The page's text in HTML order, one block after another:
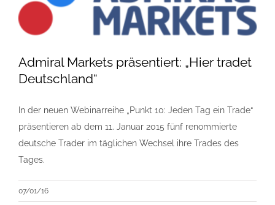
Admiral Markets präsentiert: „Hier tradet
Deutschland“
In der neuen Webinarreihe „Punkt 10: Jeden Tag ein Trade“
präsentieren ab dem 11. Januar 2015 fünf renommierte
deutsche Trader im täglichen Wechsel ihre Trades des
Tages.
07/01/16